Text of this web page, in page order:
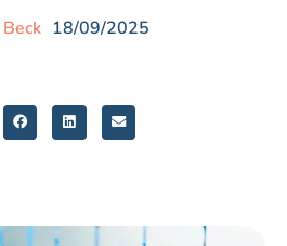
18/09/2025